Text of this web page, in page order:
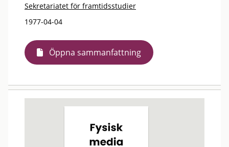
Sekretariatet för framtidsstudier
1977-04-04
Öppna sammanfattning